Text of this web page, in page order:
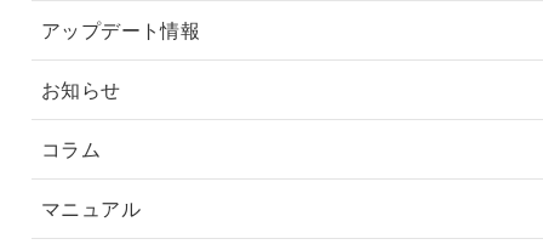
アップデート情報
お知らせ
コラム
マニュアル